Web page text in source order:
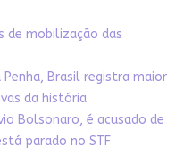
de mobilização das
Penha, Brasil registra maior
da história
Bolsonaro, é acusado de
parado no STF